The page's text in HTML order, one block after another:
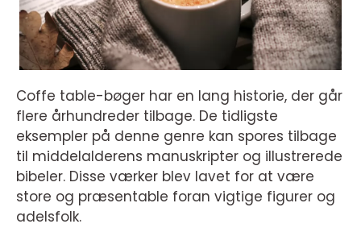
Coffe table-bøger har en lang historie, der går
flere århundreder tilbage. De tidligste
eksempler på denne genre kan spores tilbage
til middelalderens manuskripter og illustrerede
bibeler. Disse værker blev lavet for at være
store og præsentable foran vigtige figurer og
adelsfolk.